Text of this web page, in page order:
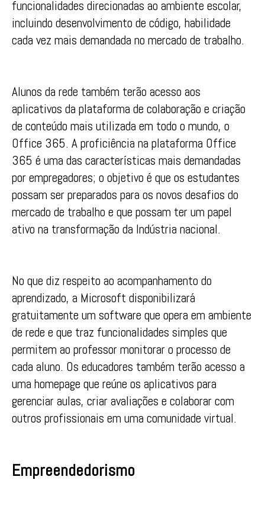
funcionalidades direcionadas ao ambiente escolar,
incluindo desenvolvimento de código, habilidade
cada vez mais demandada no mercado de trabalho.
Alunos da rede também terão acesso aos
aplicativos da plataforma de colaboração e criação
de conteúdo mais utilizada em todo o mundo, o
Office 365. A proficiência na plataforma Office
365 é uma das características mais demandadas
por empregadores; o objetivo é que os estudantes
possam ser preparados para os novos desafios do
mercado de trabalho e que possam ter um papel
ativo na transformação da Indústria nacional.
No que diz respeito ao acompanhamento do
aprendizado, a Microsoft disponibilizará
gratuitamente um software que opera em ambiente
de rede e que traz funcionalidades simples que
permitem ao professor monitorar o processo de
cada aluno. Os educadores também terão acesso a
uma homepage que reúne os aplicativos para
gerenciar aulas, criar avaliações e colaborar com
outros profissionais em uma comunidade virtual.
Empreendedorismo